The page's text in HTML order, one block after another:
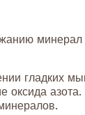
гладких
оксида